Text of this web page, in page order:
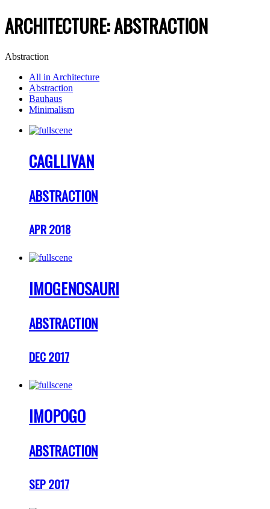
ARCHITECTURE: ABSTRACTION
Abstraction
All in Architecture
Abstraction
Bauhaus
Minimalism
CAGLLIVAN
ABSTRACTION
APR 2018
IMOGENOSAURI
ABSTRACTION
DEC 2017
IMOPOGO
ABSTRACTION
SEP 2017